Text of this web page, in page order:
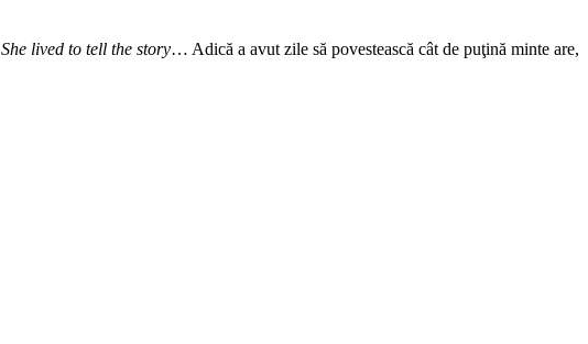
She lived to tell the story… Adică a avut zile să povestească cât de puţină minte are,